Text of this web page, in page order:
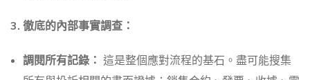
3. 徹底的內部事實調查：
調閱所有記錄： 這是整個應對流程的基石。盡可能搜集